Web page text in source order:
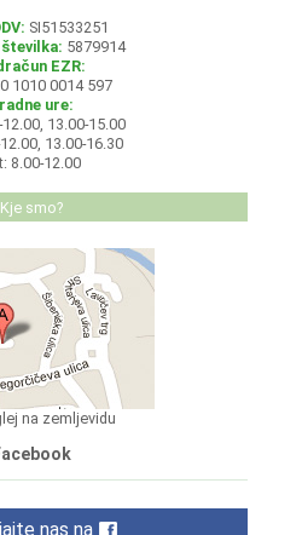
SI51533251
5879914
EZR:
1010 0014 597
ure:
13.00-15.00
13.00-16.30
8.00-12.00
Kje smo?
na zemljevidu
nas na